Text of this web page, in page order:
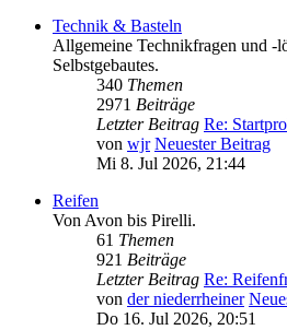
Technik & Basteln
Allgemeine Technikfragen und -
Selbstgebautes.
340 Themen
2971 Beiträge
Letzter Beitrag Re:
von wjr Neuester Beitrag
Mi 8. Jul 2026, 21:44
Reifen
Von Avon bis Pirelli.
61 Themen
921 Beiträge
Letzter Beitrag Re:
von der niederrheiner
Do 16. Jul 2026, 20:51